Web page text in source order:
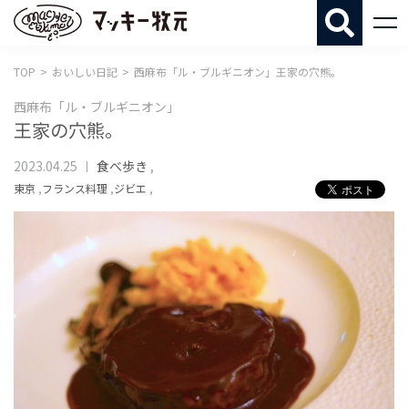
TOP おいしい日記 西麻布「ル・ブルギニオン」王家の穴熊。
西麻布「ル・ブルギニオン」
王家の穴熊。
2023.04.25 食べ歩き ,
東京 ,フランス料理 ,ジビエ ,